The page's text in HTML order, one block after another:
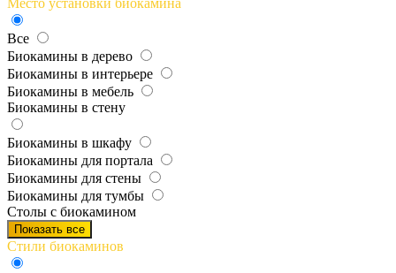
Место установки биокамина
Все
Биокамины в дерево
Биокамины в интерьере
Биокамины в мебель
Биокамины в стену
Биокамины в шкафу
Биокамины для портала
Биокамины для стены
Биокамины для тумбы
Столы с биокамином
Показать все
Стили биокаминов